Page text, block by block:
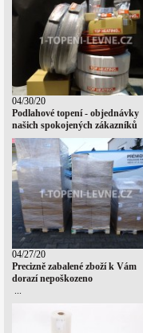
04/30/20
Podlahové topení - objednávky
našich spokojených zákazníků
04/27/20
Precizně zabalené zboží k Vám
dorazí nepoškozeno
...